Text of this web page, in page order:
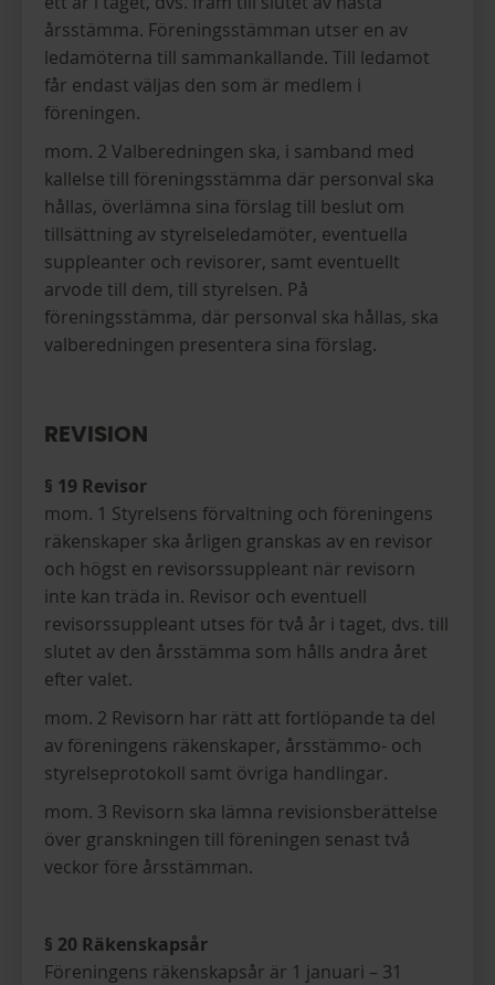
årsstämma. Föreningsstämman utser en av
ledamöterna till sammankallande. Till ledamot
får endast väljas den som är medlem i
föreningen.
mom. 2 Valberedningen ska, i samband med
kallelse till föreningsstämma där personval ska
hållas, överlämna sina förslag till beslut om
tillsättning av styrelseledamöter, eventuella
suppleanter och revisorer, samt eventuellt
arvode till dem, till styrelsen. På
föreningsstämma, där personval ska hållas, ska
valberedningen presentera sina förslag.
REVISION
§ 19 Revisor
mom. 1 Styrelsens förvaltning och föreningens
räkenskaper ska årligen granskas av en revisor
och högst en revisorssuppleant när revisorn
inte kan träda in. Revisor och eventuell
revisorssuppleant utses för två år i taget, dvs. till
slutet av den årsstämma som hålls andra året
efter valet.
mom. 2 Revisorn har rätt att fortlöpande ta del
av föreningens räkenskaper, årsstämmo- och
styrelseprotokoll samt övriga handlingar.
mom. 3 Revisorn ska lämna revisionsberättelse
över granskningen till föreningen senast två
veckor före årsstämman.
§ 20 Räkenskapsår
Föreningens räkenskapsår är 1 januari – 31